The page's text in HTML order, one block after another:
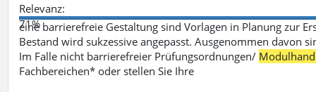
Relevanz:
71%
eine barrierefreie Gestaltung sind Vorlagen in Planung zur
Bestand wird sukzessive angepasst. Ausgenommen davon
Im Falle nicht barrierefreier Prüfungsordnungen/
Fachbereichen* oder stellen Sie Ihre